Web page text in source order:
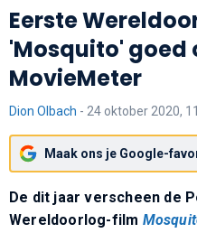
Eerste
'Mosquito' goed
MovieMeter
Dion Olbach - 24 oktober 2020,
Maak ons je Google-
De dit jaar verscheen de
Wereldoorlog-film